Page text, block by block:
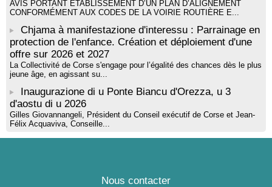
AVIS PORTANT ÉTABLISSEMENT D’UN PLAN D’ALIGNEMENT
CONFORMÉMENT AUX CODES DE LA VOIRIE ROUTIÈRE E...
Chjama à manifestazione d'interessu : Parrainage en
protection de l'enfance. Création et déploiement d'une
offre sur 2026 et 2027
La Collectivité de Corse s'engage pour l’égalité des chances dès le plus
jeune âge, en agissant su...
Inaugurazione di u Ponte Biancu d'Orezza, u 3
d'aostu di u 2026
Gilles Giovannangeli, Président du Conseil exécutif de Corse et Jean-
Félix Acquaviva, Conseille...
Nous contacter